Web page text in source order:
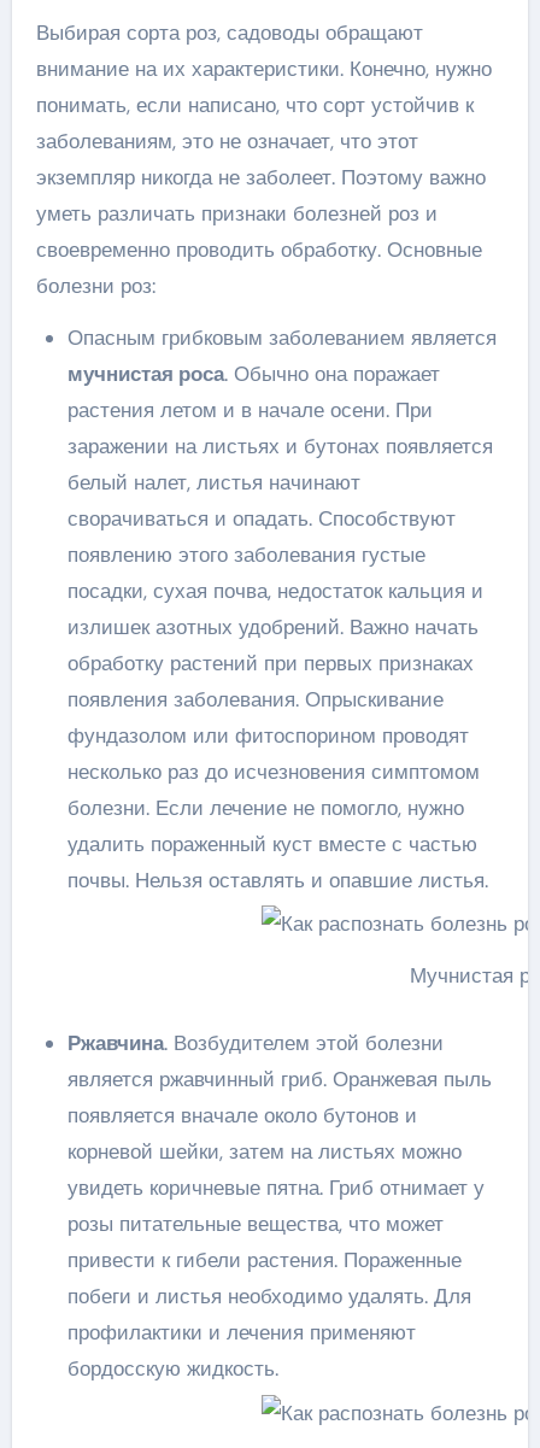
Выбирая сорта роз, садоводы обращают
внимание на их характеристики. Конечно, нужно
понимать, если написано, что сорт устойчив к
заболеваниям, это не означает, что этот
экземпляр никогда не заболеет. Поэтому важно
уметь различать признаки болезней роз и
своевременно проводить обработку. Основные
болезни роз:
Опасным грибковым заболеванием является
мучнистая роса. Обычно она поражает
растения летом и в начале осени. При
заражении на листьях и бутонах появляется
белый налет, листья начинают
сворачиваться и опадать. Способствуют
появлению этого заболевания густые
посадки, сухая почва, недостаток кальция и
излишек азотных удобрений. Важно начать
обработку растений при первых признаках
появления заболевания. Опрыскивание
фундазолом или фитоспорином проводят
несколько раз до исчезновения симптомом
болезни. Если лечение не помогло, нужно
удалить пораженный куст вместе с частью
почвы. Нельзя оставлять и опавшие листья.
Мучнистая
Ржавчина. Возбудителем этой болезни
является ржавчинный гриб. Оранжевая пыль
появляется вначале около бутонов и
корневой шейки, затем на листьях можно
увидеть коричневые пятна. Гриб отнимает у
розы питательные вещества, что может
привести к гибели растения. Пораженные
побеги и листья необходимо удалять. Для
профилактики и лечения применяют
бордосскую жидкость.